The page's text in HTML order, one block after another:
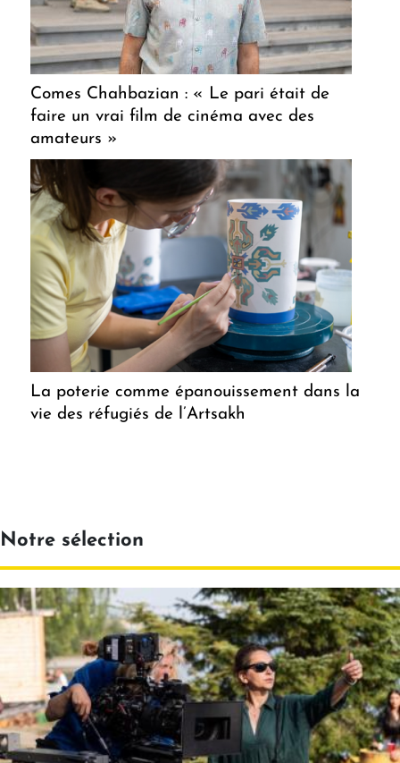
Comes Chahbazian : « Le pari était de
faire un vrai film de cinéma avec des
amateurs »
La poterie comme épanouissement dans la
vie des réfugiés de l’Artsakh
Notre sélection